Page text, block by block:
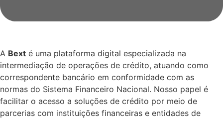
A Bext é uma plataforma digital especializada na
intermediação de operações de crédito, atuando como
correspondente bancário em conformidade com as
normas do Sistema Financeiro Nacional. Nosso papel é
facilitar o acesso a soluções de crédito por meio de
parcerias com instituições financeiras e entidades de